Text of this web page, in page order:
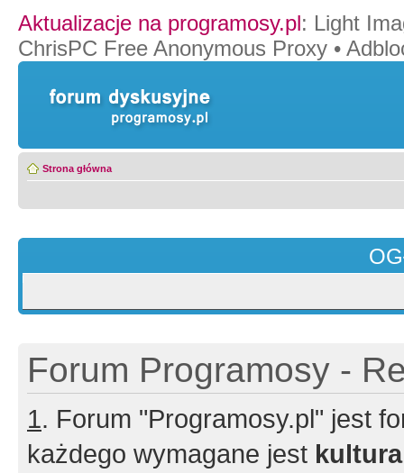
Aktualizacje na programosy.pl: Light
ChrisPC Free Anonymous Proxy •
Strona główna
Forum Programosy -
1. Forum "Programosy.pl" jest
każdego wymagane jest